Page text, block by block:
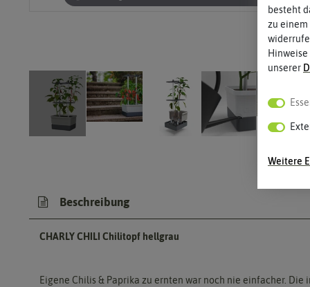
Beschreibung
CHARLY CHILI Chilitopf hellgrau
Eigene Chilis & Paprika zu ernten war noch nie einfacher.
besteht
zu
unserer
Weitere